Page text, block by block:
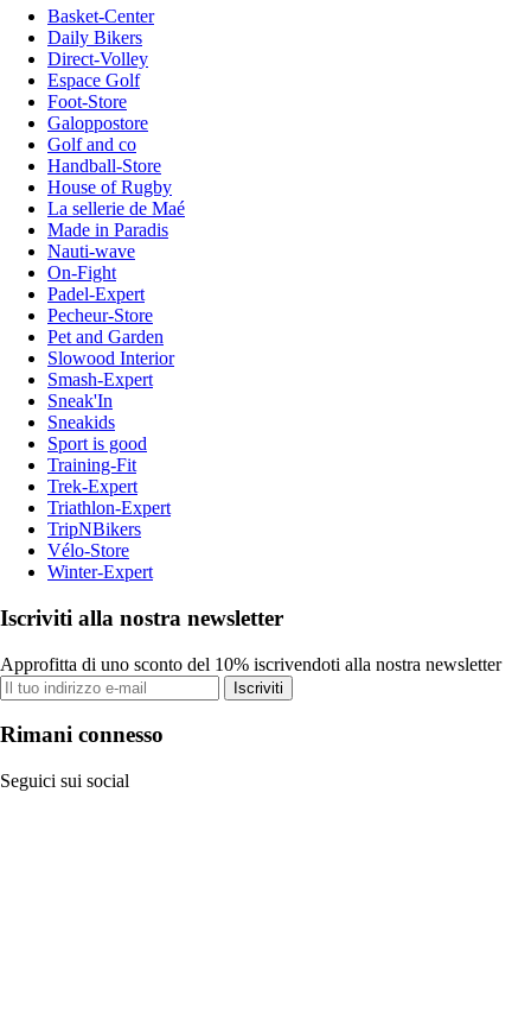
Basket-Center
Daily Bikers
Direct-Volley
Espace Golf
Foot-Store
Galoppostore
Golf and co
Handball-Store
House of Rugby
La sellerie de Maé
Made in Paradis
Nauti-wave
On-Fight
Padel-Expert
Pecheur-Store
Pet and Garden
Slowood Interior
Smash-Expert
Sneak'In
Sneakids
Sport is good
Training-Fit
Trek-Expert
Triathlon-Expert
TripNBikers
Vélo-Store
Winter-Expert
Iscriviti alla nostra newsletter
Approfitta di uno sconto del 10% iscrivendoti alla nostra newsletter
Iscriviti
Rimani connesso
Seguici sui social